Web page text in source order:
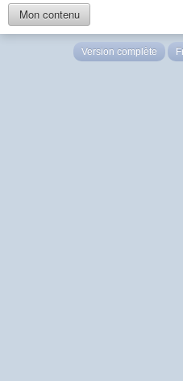
Mon contenu
Version complète